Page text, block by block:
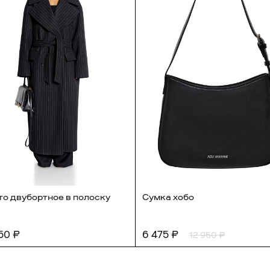
МЕТРОПОЛИС
Просьба
наличия товара в
Срочная доставка
Доставка по
СДЕК до двери
Доставка по миру
двубортное в полоску
₽
Сумка хобо
6 475 ₽ 12 950 ₽